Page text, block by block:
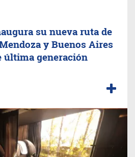
su nueva ruta de
y Buenos Aires
última generación